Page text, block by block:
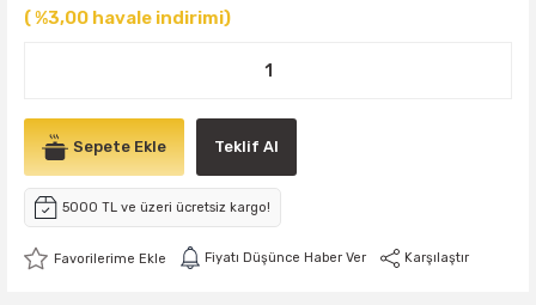
( %3,00 havale indirimi)
Sepete Ekle Teklif Al
5000 TL ve üzeri ücretsiz kargo!
Fiyatı Düşünce Haber Ver Karşılaştır